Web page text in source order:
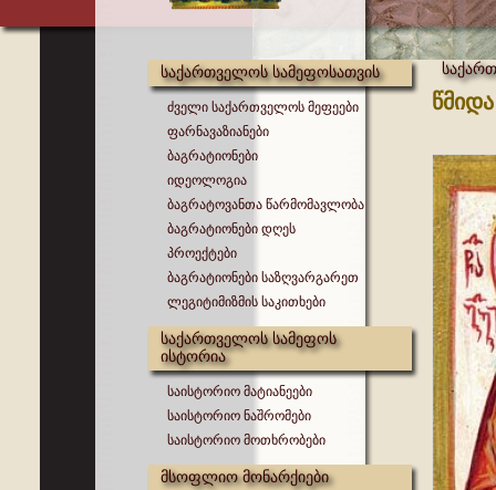
საქართველოს სამეფოსათვის
ძველი საქართველოს მეფეები
ფარნავაზიანები
ბაგრატიონები
იდეოლოგია
ბაგრატოვანთა წარმომავლობა
ბაგრატიონები დღეს
პროექტები
ბაგრატიონები საზღვარგარეთ
ლეგიტიმიზმის საკითხები
საქართველოს სამეფოს
ისტორია
საისტორიო მატიანეები
საისტორიო ნაშრომები
საისტორიო მოთხრობები
მსოფლიო მონარქიები